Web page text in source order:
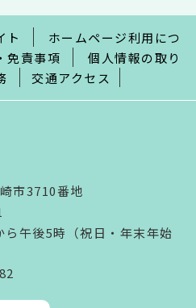
ト
ホームページ利用につ
免責事項
個人情報の取り
交通アクセス
市3710番地
ら午後5時（祝日・年末年始